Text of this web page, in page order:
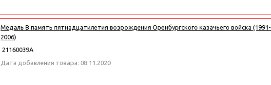
Медаль В память пятнадцатилетия возрождения Оренбургского казачьего войска (1991-
2006)
21160039А
Дата добавления товара: 08.11.2020